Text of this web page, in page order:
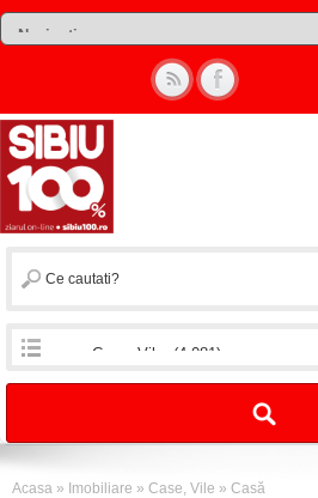
Acasa » Imobiliare » Case, Vile » Casă